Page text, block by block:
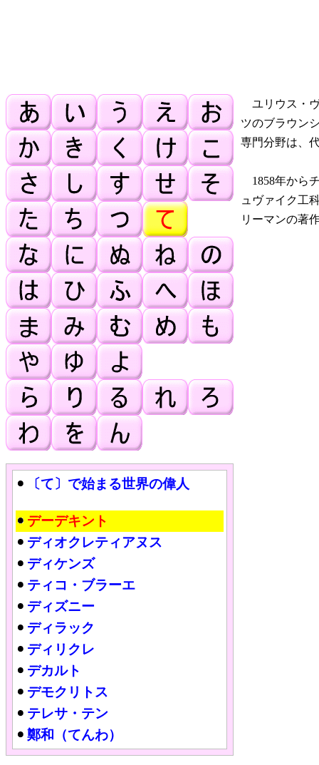
ユリウス・
ツのブラウン
専門分野は、
1858年から
ュヴァイク工
リーマンの著
〔て〕で始まる世界の偉人
デーデキント
ディオクレティアヌス
ディケンズ
ティコ・ブラーエ
ディズニー
ディラック
ディリクレ
デカルト
デモクリトス
テレサ・テン
鄭和（てんわ）